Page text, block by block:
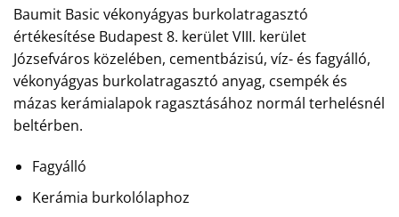
Baumit Basic vékonyágyas burkolatragasztó
értékesítése Budapest 8. kerület VIII. kerület
Józsefváros közelében, cementbázisú, víz- és fagyálló,
vékonyágyas burkolatragasztó anyag, csempék és
mázas kerámialapok ragasztásához normál terhelésnél
beltérben.
Fagyálló
Kerámia burkolólaphoz